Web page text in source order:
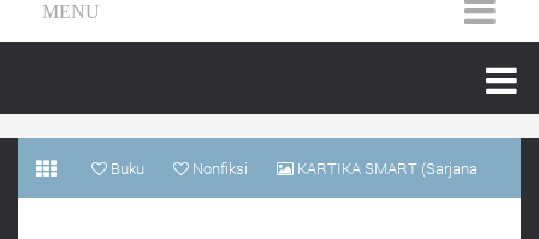
MENU
Buku Nonfiksi KARTIKA SMART (Sarjana